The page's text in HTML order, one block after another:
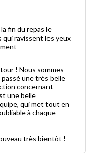
! Nous sommes
passé une très belle
concernant
une belle
qui met tout en
à chaque
très bientôt !